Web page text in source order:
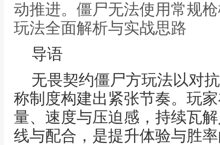
动推进。僵尸无法使用常规
玩法全面解析与实战思路
导语
无畏契约僵尸方玩法以对
称制度构建出紧张节奏。玩
量、速度与压迫感，持续瓦
线与配合，是提升体验与胜